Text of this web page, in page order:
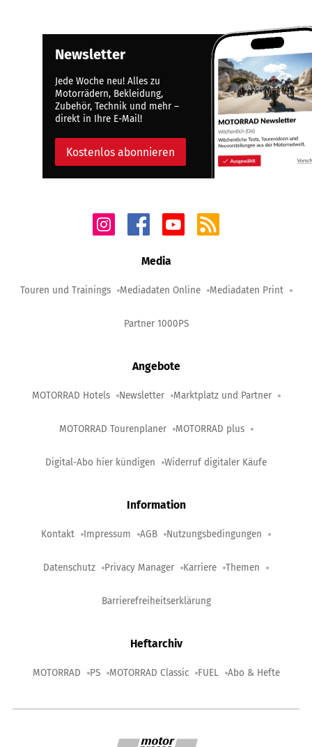
Newsletter
Jede Woche neu! Alles zu
Motorrädern, Bekleidung,
Zubehör, Technik und mehr –
direkt in Ihre E-Mail!
Kostenlos abonnieren
Media
Touren und Trainings Mediadaten Online Mediadaten Print
Partner 1000PS
Angebote
MOTORRAD Hotels Newsletter Marktplatz und Partner
MOTORRAD Tourenplaner MOTORRAD plus
Digital-Abo hier kündigen Widerruf digitaler Käufe
Information
Kontakt Impressum AGB Nutzungsbedingungen
Datenschutz Privacy Manager Karriere Themen
Barrierefreiheitserklärung
Heftarchiv
MOTORRAD PS MOTORRAD Classic FUEL Abo & Hefte